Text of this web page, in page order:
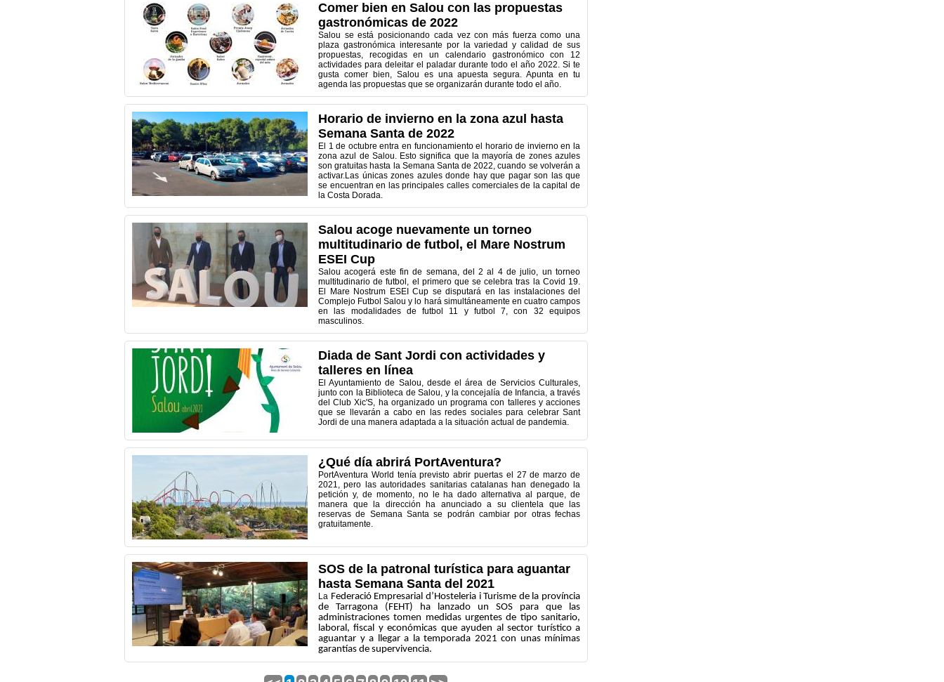
Comer bien en Salou con las propuestas
gastronómicas de 2022
Salou se está posicionando cada vez con más fuerza como una
plaza gastronómica interesante por la variedad y calidad de sus
propuestas, recogidas en un calendario gastronómico con 12
actividades para deleitar el paladar durante todo el año 2022. Si te
gusta comer bien, Salou es una apuesta segura. Apunta en tu
agenda las propuestas que se organizarán durante todo el año.
Horario de invierno en la zona azul hasta
Semana Santa de 2022
El 1 de octubre entra en funcionamiento el horario de invierno en la
zona azul de Salou. Esto significa que la mayoría de zones azules
son gratuitas hasta la Semana Santa de 2022, cuando se volverán a
activar.Las únicas zones azules donde hay que pagar son las que
se encuentran en las principales calles comerciales de la capital de
la Costa Dorada.
Salou acoge nuevamente un torneo
multitudinario de futbol, el Mare Nostrum
ESEI Cup
Salou acogerá este fin de semana, del 2 al 4 de julio, un torneo
multitudinario de futbol, el primero que se celebra tras la Covid 19.
El Mare Nostrum ESEI Cup se disputará en las instalaciones del
Complejo Futbol Salou y lo hará simultáneamente en cuatro campos
en las modalidades de futbol 11 y futbol 7, con 32 equipos
masculinos.
Diada de Sant Jordi con actividades y
talleres en línea
El Ayuntamiento de Salou, desde el área de Servicios Culturales,
junto con la Biblioteca de Salou, y la concejalía de Infancia, a través
del Club Xic'S, ha organizado un programa con talleres y acciones
que se llevarán a cabo en las redes sociales para celebrar Sant
Jordi de una manera adaptada a la situación actual de pandemia.
¿Qué día abrirá PortAventura?
PortAventura World tenía previsto abrir puertas el 27 de marzo de
2021, pero las autoridades sanitarias catalanas han denegado la
petición y, de momento, no le ha dado alternativa al parque, de
manera que la dirección ha anunciado a su clientela que las
reservas de Semana Santa se podrán cambiar por otras fechas
gratuitamente.
SOS de la patronal turística para aguantar
hasta Semana Santa del 2021
La Federació Empresarial d’Hosteleria i Turisme de la província
de Tarragona (FEHT) ha lanzado un SOS para que las
administraciones tomen medidas urgentes de tipo sanitario,
laboral, fiscal y económicas que ayuden al sector turístico a
aguantar y a llegar a la temporada 2021 con unas mínimas
garantías de supervivencia.